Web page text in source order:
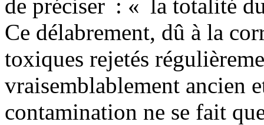
de préciser : « la totalité
Ce délabrement, dû à la
toxiques rejetés
vraisemblablement ancien
contamination ne se fait